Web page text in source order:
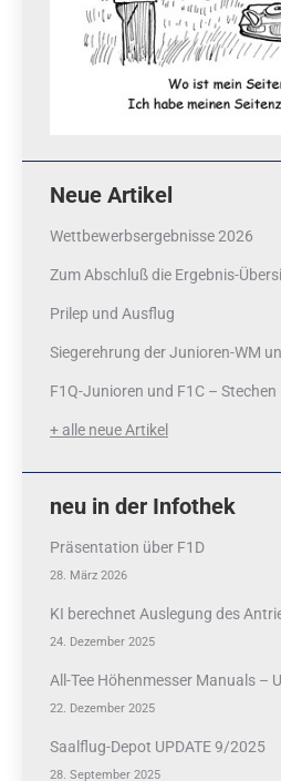
Neue Artikel
Wettbewerbsergebnisse 2026
Zum Abschluß die Ergebnis-
Prilep und Ausflug
Siegerehrung der Junioren-WM
F1Q-Junioren und F1C – Stechen
+ alle neue Artikel
neu in der Infothek
Präsentation über F1D
28. März 2026
KI berechnet Auslegung des
24. Dezember 2025
All-Tee Höhenmesser Manuals –
22. Dezember 2025
Saalflug-Depot UPDATE 9/2025
28. September 2025